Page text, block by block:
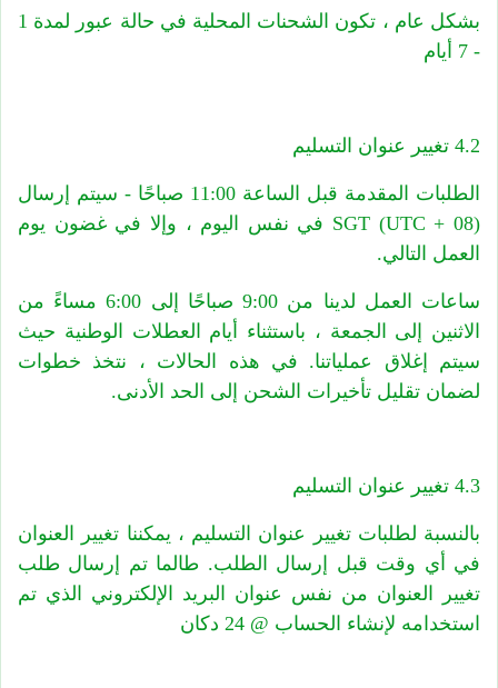
بشكل عام ، تكون الشحنات المحلية في حالة عبور لمدة 1
- 7 أيام
4.2 تغيير عنوان التسليم
الطلبات المقدمة قبل الساعة 11:00 صباحًا - سيتم إرسال
SGT (UTC + 08) في نفس اليوم ، وإلا في غضون يوم
العمل التالي.
ساعات العمل لدينا من 9:00 صباحًا إلى 6:00 مساءً من
الاثنين إلى الجمعة ، باستثناء أيام العطلات الوطنية حيث
سيتم إغلاق عملياتنا. في هذه الحالات ، نتخذ خطوات
لضمان تقليل تأخيرات الشحن إلى الحد الأدنى.
4.3 تغيير عنوان التسليم
بالنسبة لطلبات تغيير عنوان التسليم ، يمكننا تغيير العنوان
في أي وقت قبل إرسال الطلب. طالما تم إرسال طلب
تغيير العنوان من نفس عنوان البريد الإلكتروني الذي تم
استخدامه لإنشاء الحساب @ 24 دكان